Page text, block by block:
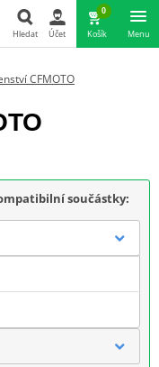
Hledat Účet
0
Košík Menu
CFMOTO
součástky: